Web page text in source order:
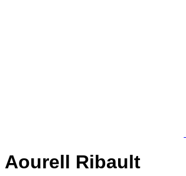
Aourell Ribault